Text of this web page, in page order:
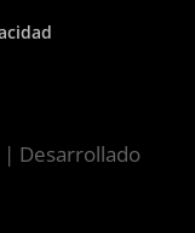
Desarrollado